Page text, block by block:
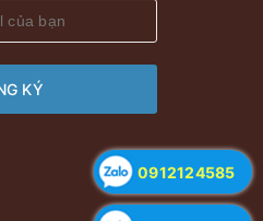
KÝ
0912124585